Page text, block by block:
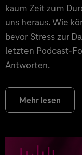
kaum Zeit zum
uns heraus. Wie
bevor Stress zur
letzten Podcast-
Antworten.
Mehr lesen